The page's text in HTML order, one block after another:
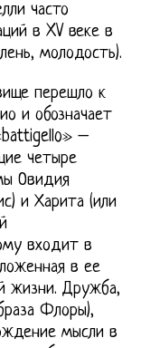
часто
в XV веке в
молодость).
перешло к
и обозначает
–
четыре
Овидия
и Харита (или
входит в
в ее
жизни. Дружба,
Флоры),
мысли в